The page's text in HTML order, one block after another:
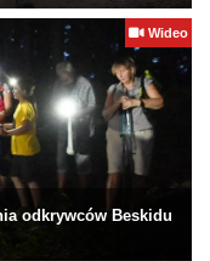
Wideo
odkrywców Beskidu